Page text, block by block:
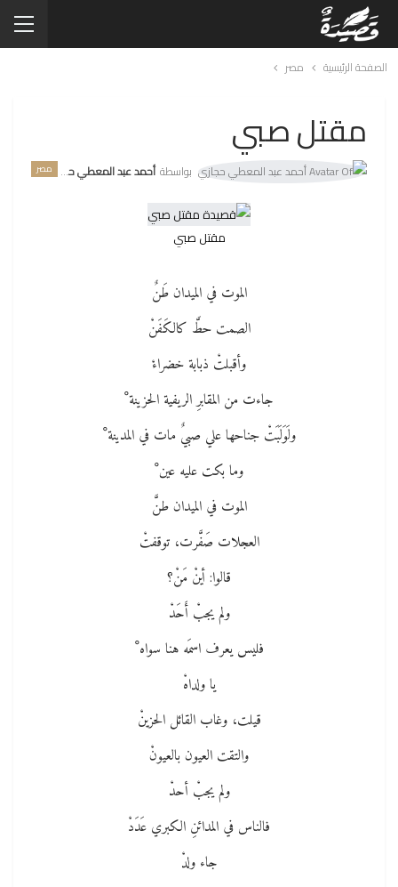
الصفحة الرئيسية مصر
مقتل صبي
مصر بواسطة أحمد عبد المعطي حجازي
مقتل صبي
الموت في الميدان طَنٌ
الصمت حطَّ كالكَفَنْ
وأقبلتْ ذبابة خضراءْ
جاءت من المقابرِ الريفية الحزينة ْ
ولَوَلَبَتْ جناحها علي صبيٌ مات في المدينة ْ
وما بكت عليه عين ْ
الموت في الميدان طنَّ
العجلات صَفَّرت، توقفتْ
قالوا: أينْ مَنْ؟
ولم يجبْ أَحَدْ
فليس يعرف اسمَه هنا سواه ْ
يا ولداهْ
قيلت، وغاب القائل الحزينْ
والتقت العيون بالعيونْ
ولم يجبْ أحدْ
فالناس في المدائنِ الكبري عَدَدْ
جاء ولدْ